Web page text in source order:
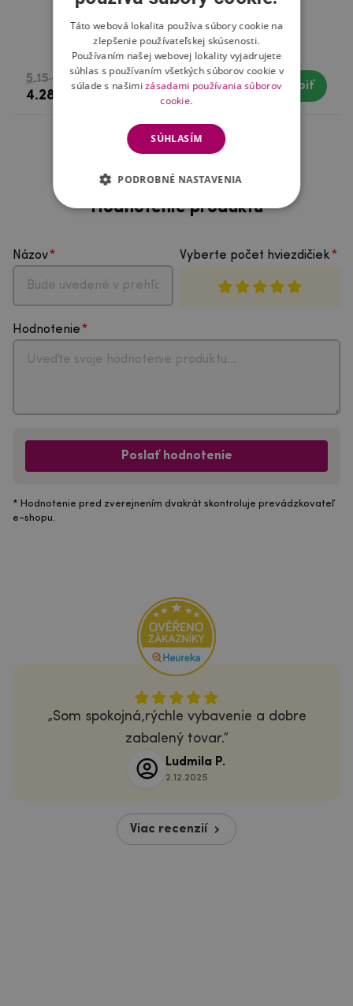
Swissten čistič displejov 2v1
5.15 €
4.28 €
Skladom Kúpiť
Hodnotenie produktu
Názov Vyberte počet hviezdičiek
Hodnotenie
Poslať hodnotenie
* Hodnotenie pred zverejnením dvakrát skontroluje prevádzkovateľ
e-shopu.
Som spokojná,rýchle vybavenie a dobre
zabalený tovar.
Ludmila P.
2.12.2025
Viac recenzií
Táto webová lokalita používa súbory cookie na
zlepšenie používateľskej skúsenosti.
Používaním našej webovej lokality vyjadrujete
súhlas s používaním všetkých súborov cookie v
súlade s našimizásadami používania súborov
cookie.
SÚHLASÍM
PODROBNÉ NASTAVENIA